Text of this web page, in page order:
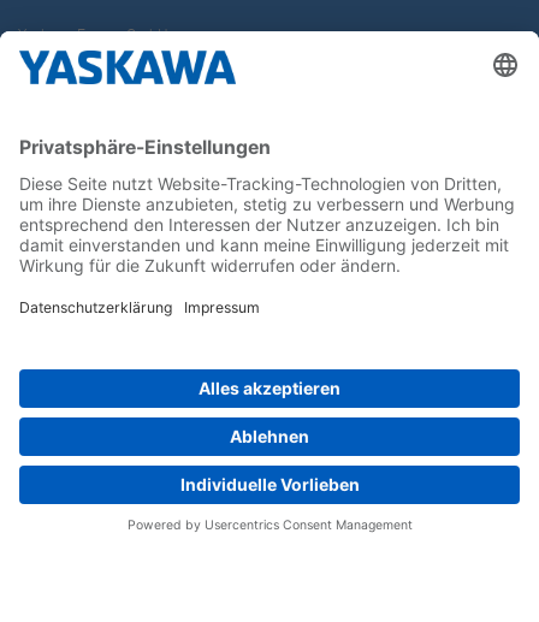
Yaskawa Europe GmbH
Karriere
Newsletter
Follow us on...
Home Impressum Privacy
Cookie Choices
Whistleblowing
Yaskawa Europe GmbH